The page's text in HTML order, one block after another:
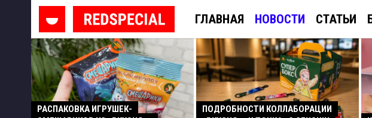
ГЛАВНАЯ НОВОСТИ СТАТЬИ
РАСПАКОВКА ИГРУШЕК-
ПОДРОБНОСТИ КОЛЛАБОРАЦИИ